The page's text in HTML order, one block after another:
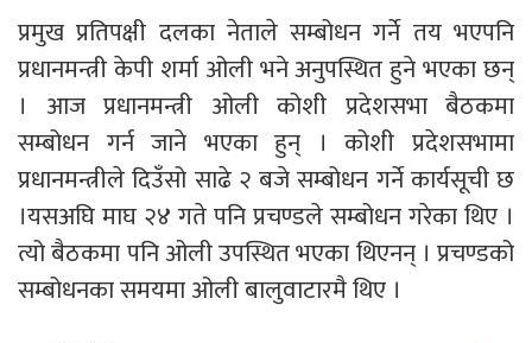
प्रमुख प्रतिपक्षी दलका नेताले सम्बोधन गर्ने तय भएपनि
प्रधानमन्त्री केपी शर्मा ओली भने अनुपस्थित हुने भएका छन्
। आज प्रधानमन्त्री ओली कोशी प्रदेशसभा बैठकमा
सम्बोधन गर्न जाने भएका हुन् । कोशी प्रदेशसभामा
प्रधानमन्त्रीले दिउँसो साढे २ बजे सम्बोधन गर्ने कार्यसूची छ
।यसअघि माघ २४ गते पनि प्रचण्डले सम्बोधन गरेका थिए ।
त्यो बैठकमा पनि ओली उपस्थित भएका थिएनन् । प्रचण्डको
सम्बोधनका समयमा ओली बालुवाटारमै थिए ।